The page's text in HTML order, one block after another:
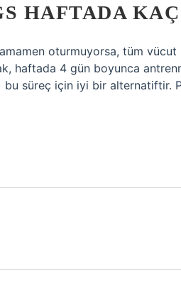
HAFTADA
oturmuyorsa, tüm
haftada 4 gün boyunca
süreç için iyi bir alternatiftir.